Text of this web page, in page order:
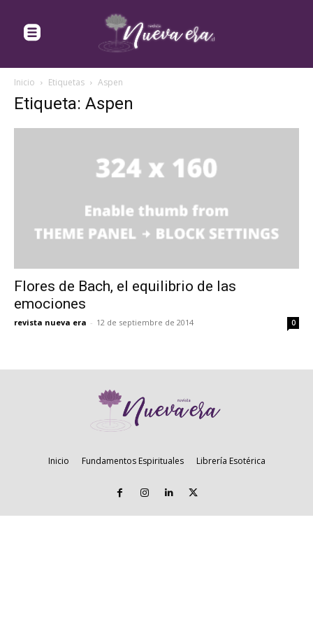
Inicio Etiquetas Aspen
Etiqueta: Aspen
Flores de Bach, el equilibrio de las
emociones
revista nueva era - 12 de septiembre de 2014 0
Inicio Fundamentos Espirituales Librería Esotérica